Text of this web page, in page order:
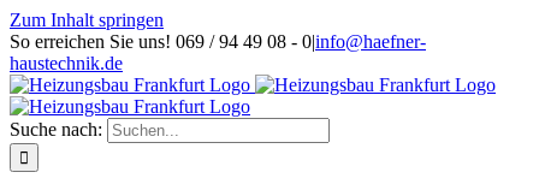
Zum Inhalt springen
So erreichen Sie uns! 069 / 94 49 08 - 0|info@haefner-
haustechnik.de
Suche nach: